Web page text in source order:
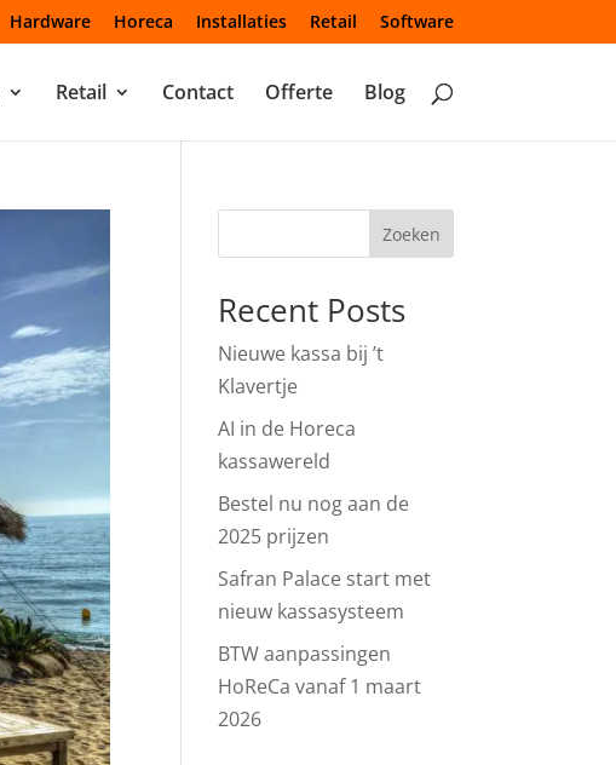
Hardware Horeca Installaties Retail Software
Retail Contact Offerte Blog
Zoeken
Recent Posts
Nieuwe kassa bij ’t
Klavertje
AI in de Horeca
kassawereld
Bestel nu nog aan de
2025 prijzen
Safran Palace start met
nieuw kassasysteem
BTW aanpassingen
HoReCa vanaf 1 maart
2026